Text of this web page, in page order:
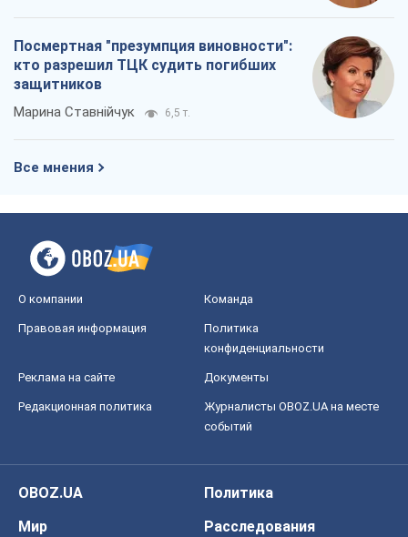
Посмертная "презумпция виновности":
кто разрешил ТЦК судить погибших
защитников
Марина Ставнійчук 6,5 т.
Все мнения
О компании Команда
Правовая информация
Политика
конфиденциальности
Реклама на сайте Документы
Редакционная политика
Журналисты OBOZ.UA на месте
событий
OBOZ.UA
Политика
Мир
Расследования